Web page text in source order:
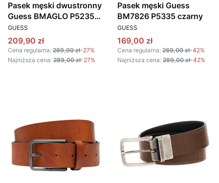
Pasek męski dwustronny
Guess BMAGLO P5235
GRAFITOWY
PRODUCENT
GUESS
Cena promocyjna
209,90 zł
Cena regularna: 289,00 zł-27%
Najniższa cena: 289,00 zł-27%
Pasek męski Guess
BM7826 P5335 czarny
PRODUCENT
GUESS
Cena promocyjna
169,00 zł
Cena regularna: 289,00 zł-42%
Najniższa cena: 289,00 zł-42%